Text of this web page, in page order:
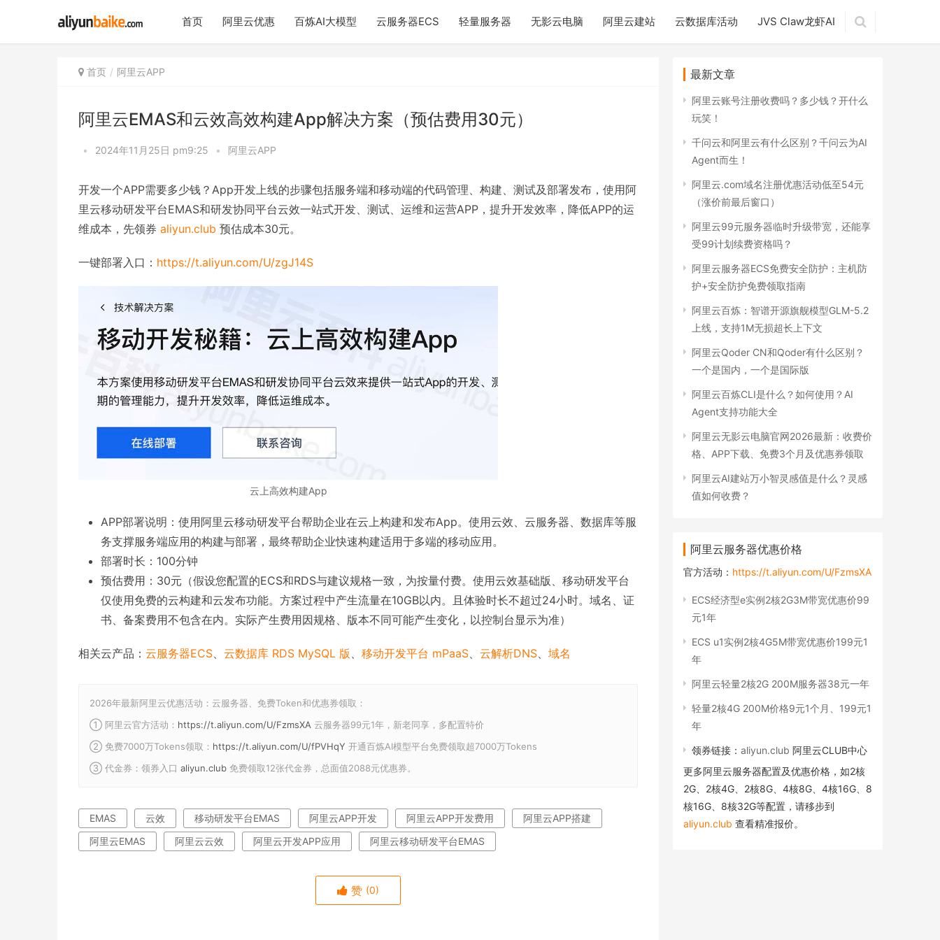
首页 阿里云优惠 百炼AI大模型 云服务器ECS 轻量服务器 无影云电脑 阿里云建站 云数据库活动 JVS Claw龙虾AI
首页 阿里云APP
阿里云EMAS和云效高效构建App解决方案（预估费用30元）
• 2024年11月25日 pm9:25 • 阿里云APP
开发一个APP需要多少钱？App开发上线的步骤包括服务端和移动端的代码管理、构建、测试及部署发布，使用阿
里云移动研发平台EMAS和研发协同平台云效一站式开发、测试、运维和运营APP，提升开发效率，降低APP的运
维成本，先领券 aliyun.club 预估成本30元。
一键部署入口： https://t.aliyun.com/U/zgJ14S
云上高效构建App
APP部署说明：使用阿里云移动研发平台帮助企业在云上构建和发布App。使用云效、云服务器、数据库等服
务支撑服务端应用的构建与部署，最终帮助企业快速构建适用于多端的移动应用。
部署时长：100分钟
预估费用：30元（假设您配置的ECS和RDS与建议规格一致，为按量付费。使用云效基础版、移动研发平台
仅使用免费的云构建和云发布功能。方案过程中产生流量在10GB以内。且体验时长不超过24小时。域名、证
书、备案费用不包含在内。实际产生费用因规格、版本不同可能产生变化，以控制台显示为准）
相关云产品： 云服务器ECS、 云数据库 RDS MySQL 版 、 移动开发平台 mPaaS、 云解析DNS、 域名
2026年最新阿里云优惠活动：云服务器、免费Token和优惠券领取：
① 阿里云官方活动： https://t.aliyun.com/U/FzmsXA 云服务器99元1年，新老同享，多配置特价
② 免费7000万Tokens领取： https://t.aliyun.com/U/fPVHqY 开通百炼AI模型平台免费领取超7000万Tokens
③ 代金券：领券入口 aliyun.club 免费领取12张代金券，总面值2088元优惠券。
EMAS 云效 移动研发平台EMAS 阿里云APP开发 阿里云APP开发费用
阿里云APP搭建
阿里云EMAS
阿里云云效 阿里云开发APP应用 阿里云移动研发平台EMAS
赞 (0)
最新文章
阿里云账号注册收费吗？多少钱？开什么
玩笑！
千问云和阿里云有什么区别？千问云为AI
Agent而生！
阿里云.com域名注册优惠活动低至54元
（涨价前最后窗口）
阿里云99元服务器临时升级带宽，还能享
受99计划续费资格吗？
阿里云服务器ECS免费安全防护：主机防
护+安全防护免费领取指南
阿里云百炼：智谱开源旗舰模型GLM-5.2
上线，支持1M无损超长上下文
阿里云Qoder CN和Qoder有什么区别？
一个是国内，一个是国际版
阿里云百炼CLI是什么？如何使用？AI
Agent支持功能大全
阿里云无影云电脑官网2026最新：收费价
格、APP下载、免费3个月及优惠券领取
阿里云AI建站万小智灵感值是什么？灵感
值如何收费？
阿里云服务器优惠价格
官方活动： https://t.aliyun.com/U/FzmsXA
ECS经济型e实例2核2G3M带宽优惠价99
元1年
ECS u1实例2核4G5M带宽优惠价199元1
年
阿里云轻量2核2G 200M服务器38元一年
轻量2核4G 200M价格9元1个月、199元1
年
领券链接： aliyun.club 阿里云CLUB中心
更多阿里云服务器配置及优惠价格，如2核
2G、2核4G、2核8G、4核8G、4核16G、8
核16G、8核32G等配置，请移步到
aliyun.club 查看精准报价。